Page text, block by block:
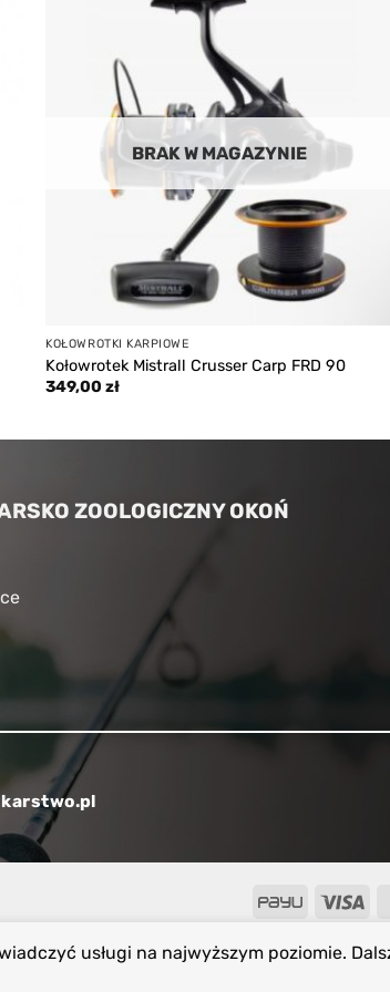
BRAK W MAGAZYNIE
KOŁOWROTKI KARPIOWE
Kołowrotek Mistrall Crusser Carp FRD 90
349,00zł
ZOOLOGICZNY OKOŃ
PayU
usługi na najwyższym poziomie.